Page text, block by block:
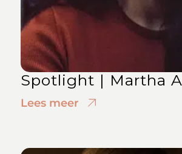
Spotlight | Martha
Lees meer